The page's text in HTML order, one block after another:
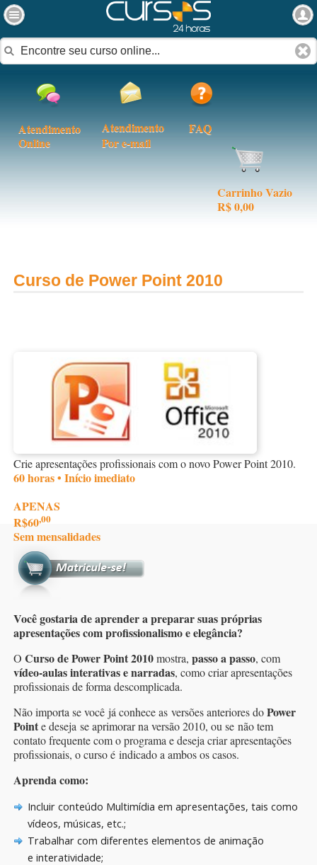
Atendimento
Online
Atendimento
Por e-mail
FAQ
Carrinho Vazio
R$ 0,00
Curso de Power Point 2010
Crie apresentações profissionais com o novo Power Point 2010.
60 horas • Início imediato
APENAS
R$60,00
Sem mensalidades
Você gostaria de aprender a preparar suas próprias
apresentações com profissionalismo e elegância?
O Curso de Power Point 2010mostra, passo a passo, com
vídeo-aulas interativas e narradas, como criar apresentações
profissionais de forma descomplicada.
Não importa se você já conhece as versões anteriores doPower
Pointe deseja se aprimorar na versão 2010, ou se não tem
contato frequente com o programa e deseja criar apresentações
profissionais, o curso é indicado a ambos os casos.
Aprenda como:
Incluir conteúdo Multimídia em apresentações, tais como
vídeos, músicas, etc.;
Trabalhar com diferentes elementos de animação
e interatividade;